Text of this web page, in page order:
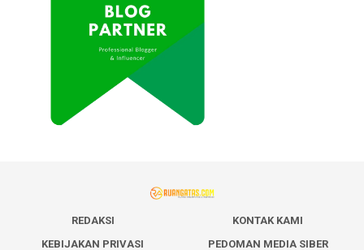
REDAKSI
KONTAK KAMI
KEBIJAKAN PRIVASI
PEDOMAN MEDIA SIBER